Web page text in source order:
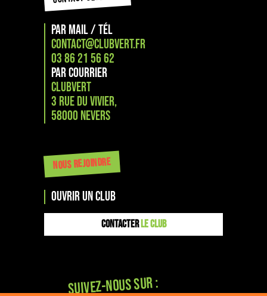
PAR MAIL / TÉL
CONTACT@CLUBVERT.FR
03 86 21 56 62
PAR COURRIER
CLUBVERT
3 RUE DU VIVIER,
58000 NEVERS
NOUS REJOINDRE
OUVRIR UN CLUB
CONTACTER LE CLUB
Suivez-nous sur :